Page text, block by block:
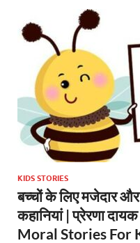
KIDS STORIES
बच्चों के लिए मजेदार
कहानियां | प्रेरणा
Moral Stories For